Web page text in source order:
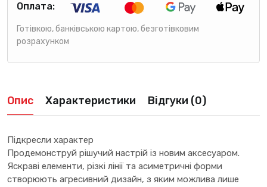
Оплата:
Готівкою, банківською картою, безготівковим
розрахунком
Опис Характеристики Відгуки (0)
Підкресли характер
Продемонструй рішучий настрій із новим аксесуаром.
Яскраві елементи, різкі лінії та асиметричні форми
створюють агресивний дизайн, з яким можлива лише